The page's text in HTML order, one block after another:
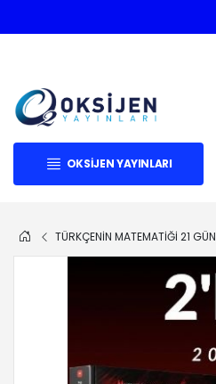
OKSIJEN YAYINLARI
TÜRKÇENIN MATEMATIĞI 21